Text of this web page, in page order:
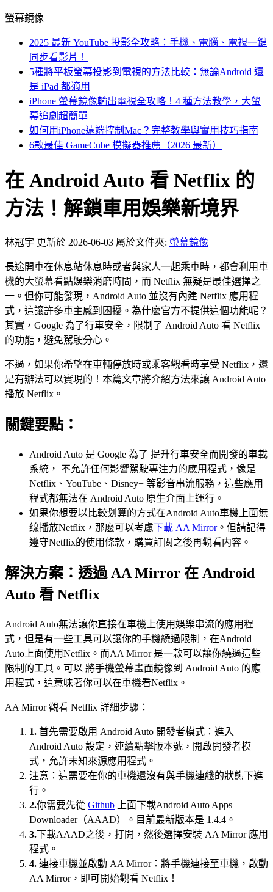
螢幕鏡像
2025 最新 YouTube 投影全攻略：手機、電腦、電視一鍵
同步看影片！
5種將平板螢幕投影到電視的方法比較：無論Android 還
是 iPad 都適用
iPhone 螢幕鏡像輸出電視全攻略！4 種方法教學，大螢
幕追劇超簡單
如何用iPhone遠端控制Mac？完整教學與實用技巧指南
6款最佳 GameCube 模擬器推薦（2026 最新）
在 Android Auto 看 Netflix 的
方法！解鎖車用娛樂新境界
林冠宇 更新於 2026-06-03 屬於文件夾: 螢幕鏡像
長途開車在休息站休息時或者與家人一起乘車時，都會利用車
機的大螢幕看點娛樂消磨時間，而 Netflix 無疑是最佳選擇之
一。但你可能發現，Android Auto 並沒有內建 Netflix 應用程
式，這讓許多車主感到困擾。為什麼官方不提供這個功能呢？
其實，Google 為了行車安全，限制了 Android Auto 看 Netflix
的功能，避免駕駛分心。
不過，如果你希望在車輛停放時或乘客觀看時享受 Netflix，還
是有辦法可以實現的！本篇文章將介紹方法來讓 Android Auto
播放 Netflix。
關鍵要點：
Android Auto 是 Google 為了 提升行車安全而開發的車載
系統， 不允許任何影響駕駛專注力的應用程式，像是
Netflix、YouTube、Disney+ 等影音串流服務，這些應用
程式都無法在 Android Auto 原生介面上運行。
如果你想要以比較划算的方式在Android Auto車機上面無
缐播放Netflix，那麽可以考慮下載 AA Mirror。但請記得
遵守Netflix的使用條款，購買訂閲之後再觀看内容。
解決方案：透過 AA Mirror 在 Android
Auto 看 Netflix
Android Auto無法讓你直接在車機上使用娛樂串流的應用程
式，但是有一些工具可以讓你的手機繞過限制，在Android
Auto上面使用Netflix。而AA Mirror 是一款可以讓你繞過這些
限制的工具。可以 將手機螢幕畫面鏡像到 Android Auto 的應
用程式，這意味著你可以在車機看Netflix。
AA Mirror 觀看 Netflix 詳細步驟：
1. 首先需要啟用 Android Auto 開發者模式：進入
Android Auto 設定，連續點擊版本號，開啟開發者模
式，允許未知來源應用程式。
注意：這需要在你的車機還沒有與手機連綫的狀態下進
行。
2.你需要先從 Github 上面下載Android Auto Apps
Downloader（AAAD）。目前最新版本是 1.4.4。
3.下載AAAD之後，打開，然後選擇安裝 AA Mirror 應用
程式。
4. 連接車機並啟動 AA Mirror：將手機連接至車機，啟動
AA Mirror，即可開始觀看 Netflix！